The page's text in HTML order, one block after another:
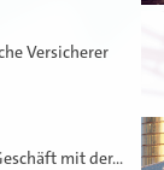
Versicherer
mit der…